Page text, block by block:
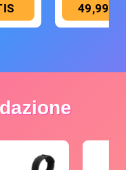
49,99 €